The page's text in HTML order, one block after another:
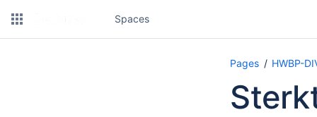
Spaces
Pages HWBP-